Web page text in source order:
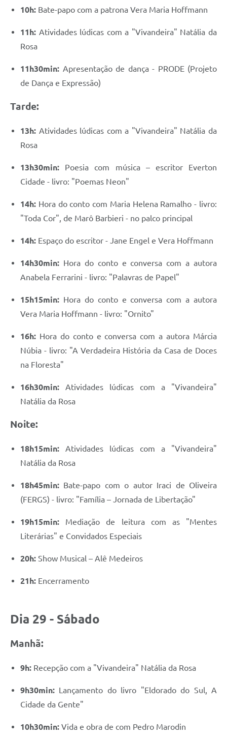
10h: Bate-papo com a patrona Vera Maria Hoffmann
11h: Atividades lúdicas com a "Vivandeira" Natália da
Rosa
11h30min: Apresentação de dança - PRODE (Projeto
de Dança e Expressão)
Tarde:
13h: Atividades lúdicas com a "Vivandeira" Natália da
Rosa
13h30min: Poesia com música – escritor Everton
Cidade - livro: "Poemas Neon"
14h: Hora do conto com Maria Helena Ramalho - livro:
"Toda Cor", de Marô Barbieri - no palco principal
14h: Espaço do escritor - Jane Engel e Vera Hoffmann
14h30min: Hora do conto e conversa com a autora
Anabela Ferrarini - livro: "Palavras de Papel"
15h15min: Hora do conto e conversa com a autora
Vera Maria Hoffmann - livro: "Ornito"
16h: Hora do conto e conversa com a autora Márcia
Núbia - livro: "A Verdadeira História da Casa de Doces
na Floresta"
16h30min: Atividades lúdicas com a "Vivandeira"
Natália da Rosa
Noite:
18h15min: Atividades lúdicas com a "Vivandeira"
Natália da Rosa
18h45min: Bate-papo com o autor Iraci de Oliveira
(FERGS) - livro: "Família – Jornada de Libertação"
19h15min: Mediação de leitura com as "Mentes
Literárias" e Convidados Especiais
20h: Show Musical – Alê Medeiros
21h: Encerramento
Dia 29 - Sábado
Manhã:
9h: Recepção com a "Vivandeira" Natália da Rosa
9h30min: Lançamento do livro "Eldorado do Sul, A
Cidade da Gente"
10h30min: Vida e obra de com Pedro Marodin